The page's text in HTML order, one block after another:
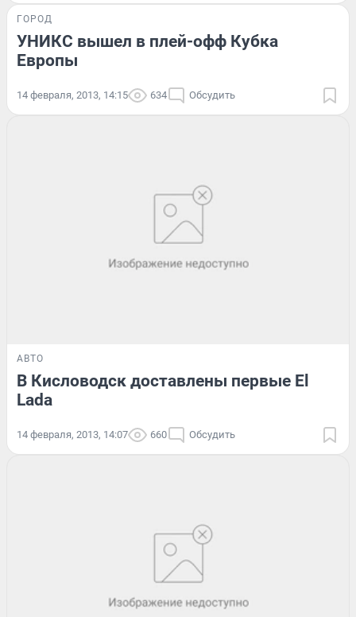
ГОРОД
УНИКС вышел в плей-офф Кубка
Европы
14 февраля, 2013, 14:15 634 Обсудить
АВТО
В Кисловодск доставлены первые El
Lada
14 февраля, 2013, 14:07 660 Обсудить